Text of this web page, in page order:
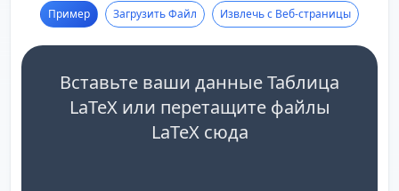
Пример Загрузить Файл Извлечь с Веб-страницы
Вставьте ваши данные Таблица
LaTeX или перетащите файлы
LaTeX сюда